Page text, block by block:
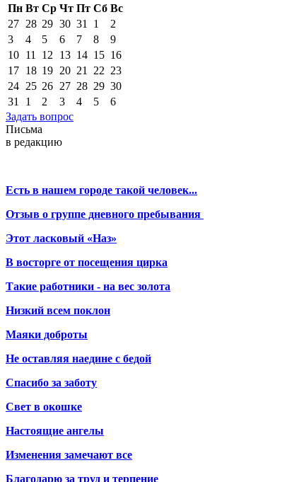
Пн Вт Ср Чт Пт Сб Вс
27 28 29 30 31 1
2
3
4 5 6 7 8
9
10 11 12 13 14 15 16
17 18 19 20 21 22 23
24 25 26 27 28 29 30
31
1 2 3 4 5
6
Задать вопрос
Письма
в редакцию
Есть в нашем городе такой человек...
Отзыв о группе дневного пребывания
Этот ласковый «Наз»
В восторге от посещения цирка
Такие работники - на вес золота
Низкий всем поклон
Маяки доброты
Не оставляя наедине с бедой
Спасибо за заботу
Свет в окошке
Настоящие ангелы
Изменения замечают все
Благодарю за труд и терпение